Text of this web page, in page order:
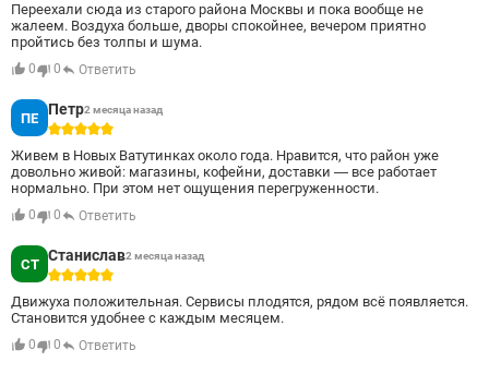
Переехали сюда из старого района Москвы и пока вообще не
жалеем. Воздуха больше, дворы спокойнее, вечером приятно
пройтись без толпы и шума.
0 0 Ответить
ПЕ
Петр2 месяца назад
5
Живем в Новых Ватутинках около года. Нравится, что район уже
довольно живой: магазины, кофейни, доставки — все работает
нормально. При этом нет ощущения перегруженности.
0 0 Ответить
СТ
Станислав2 месяца назад
5
Движуха положительная. Сервисы плодятся, рядом всё появляется.
Становится удобнее с каждым месяцем.
0 0 Ответить